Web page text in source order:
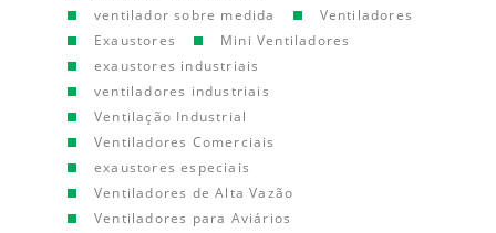
ventilador sobre medida
Ventiladores
Exaustores
Mini Ventiladores
exaustores industriais
ventiladores industriais
Ventilação Industrial
Ventiladores Comerciais
exaustores especiais
Ventiladores de Alta Vazão
Ventiladores para Aviários